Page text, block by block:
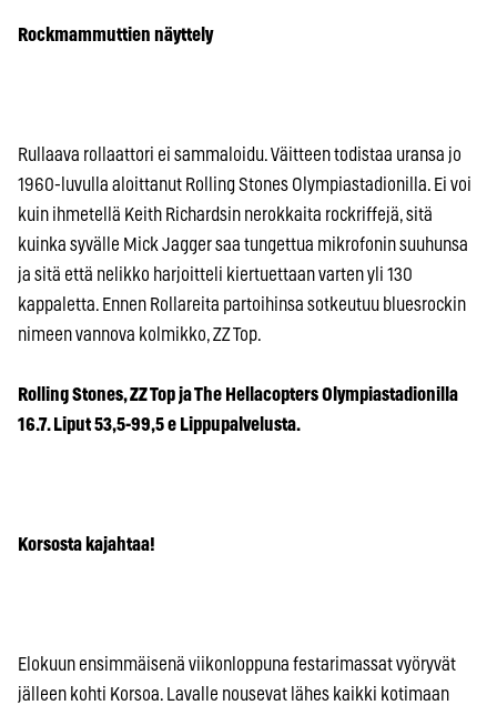
Rockmammuttien näyttely
Rullaava rollaattori ei sammaloidu. Väitteen todistaa uransa jo
1960-luvulla aloittanut Rolling Stones Olympiastadionilla. Ei voi
kuin ihmetellä Keith Richardsin nerokkaita rockriffejä, sitä
kuinka syvälle Mick Jagger saa tungettua mikrofonin suuhunsa
ja sitä että nelikko harjoitteli kiertuettaan varten yli 130
kappaletta. Ennen Rollareita partoihinsa sotkeutuu bluesrockin
nimeen vannova kolmikko, ZZ Top.
Rolling Stones, ZZ Top ja The Hellacopters Olympiastadionilla
16.7. Liput 53,5-99,5 e Lippupalvelusta.
Korsosta kajahtaa!
Elokuun ensimmäisenä viikonloppuna festarimassat vyöryvät
jälleen kohti Korsoa. Lavalle nousevat lähes kaikki kotimaan